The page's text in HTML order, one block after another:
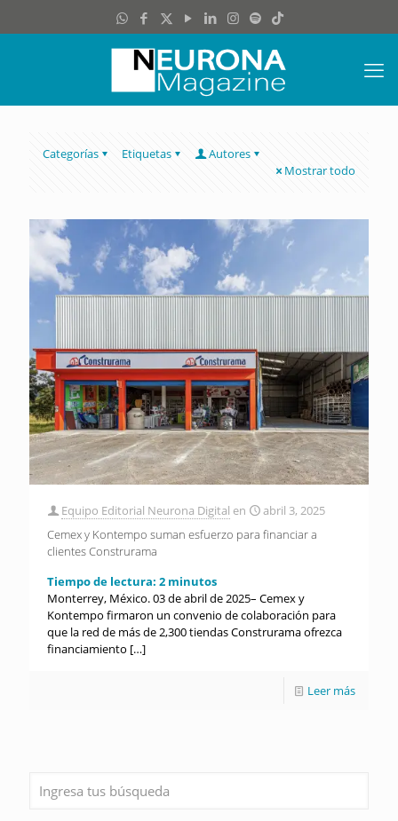
Categorías Etiquetas
Autores
Mostrar todo
Equipo Editorial Neurona Digital en
abril 3, 2025
Cemex y Kontempo suman esfuerzo para financiar a
clientes Construrama
Tiempo de lectura: 2 minutos
Monterrey, México. 03 de abril de 2025– Cemex y
Kontempo firmaron un convenio de colaboración para
que la red de más de 2,300 tiendas Construrama ofrezca
financiamiento […]
Leer más